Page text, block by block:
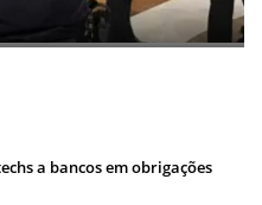
a bancos em obrigações